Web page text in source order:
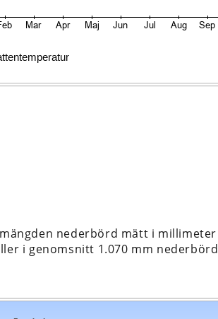
nederbörd mätt i
i genomsnitt 1.070 mm